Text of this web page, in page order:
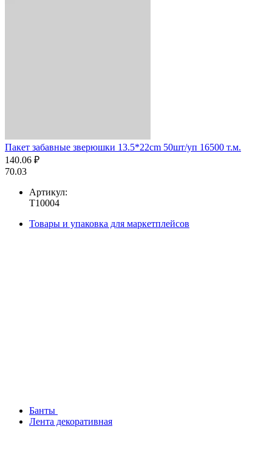
Пакет забавные зверюшки 13.5*22cm 50шт/уп 16500 т.м.
140.06 ₽
70.03
Артикул:
T10004
Товары и упаковка для маркетплейсов
Банты
Лента декоративная